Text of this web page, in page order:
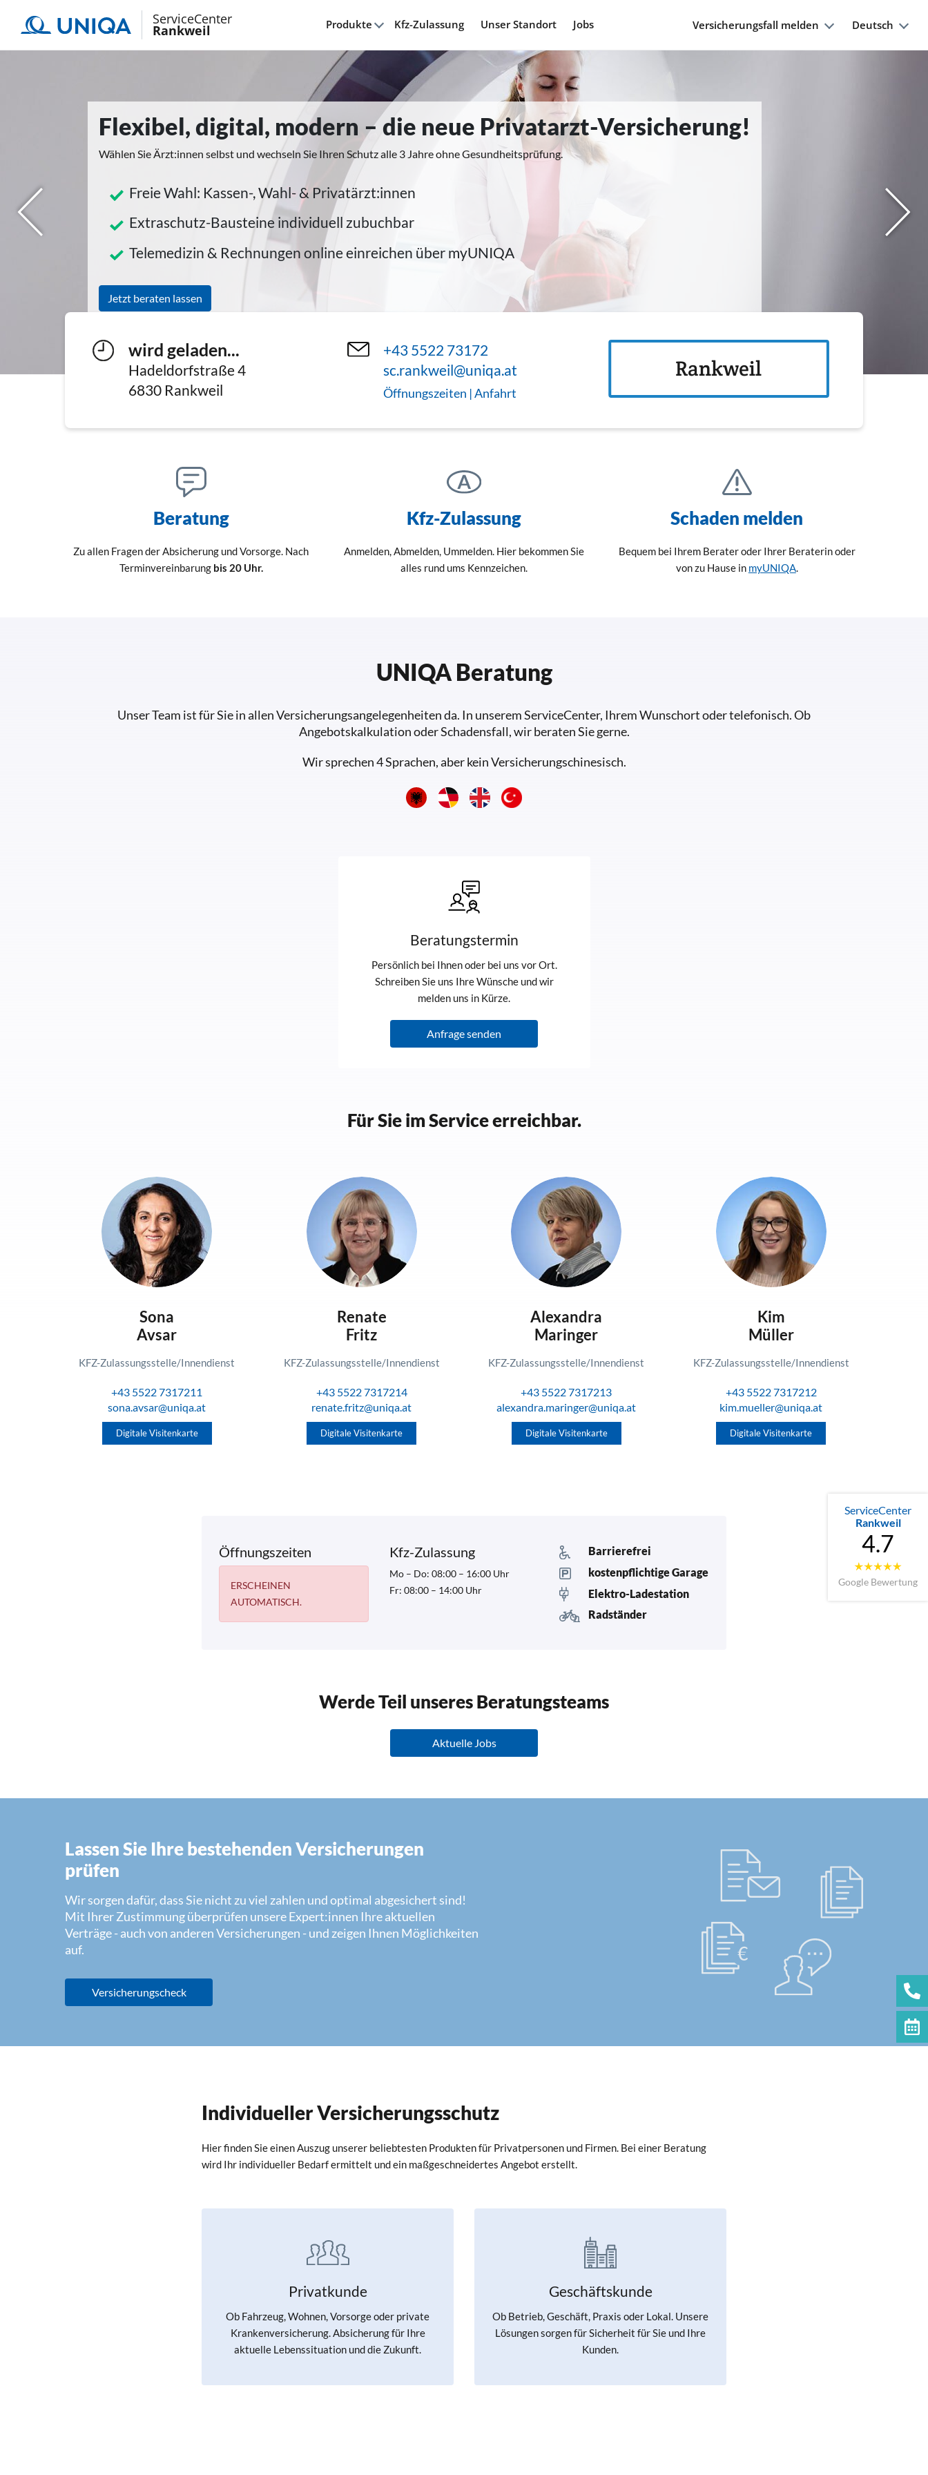
ServiceCenter
Rankweil Produkte Kfz-Zulassung Unser Standort Jobs Versicherungsfall melden Deutsch
Flexibel, digital, modern – die neue Privatarzt-Versicherung!
Wählen Sie Ärzt:innen selbst und wechseln Sie Ihren Schutz alle 3 Jahre ohne Gesundheitsprüfung.
Freie Wahl: Kassen-, Wahl- & Privatärzt:innen
Extraschutz-Bausteine individuell zubuchbar
Telemedizin & Rechnungen online einreichen über myUNIQA
Jetzt beraten lassen
ServiceCenter
Rankweil
4.7
Google Bewertung
wird geladen...
Hadeldorfstraße 4
6830 Rankweil
+43 5522 73172
sc.rankweil@uniqa.at
Öffnungszeiten | Anfahrt
Rankweil
Beratung
Zu allen Fragen der Absicherung und Vorsorge. Nach
Terminvereinbarung bis 20 Uhr.
Kfz-Zulassung
Anmelden, Abmelden, Ummelden. Hier bekommen Sie
alles rund ums Kennzeichen.
Schaden melden
Bequem bei Ihrem Berater oder Ihrer Beraterin oder
von zu Hause in myUNIQA.
UNIQA Beratung
Unser Team ist für Sie in allen Versicherungsangelegenheiten da. In unserem ServiceCenter, Ihrem Wunschort oder telefonisch. Ob
Angebotskalkulation oder Schadensfall, wir beraten Sie gerne.
Wir sprechen 4 Sprachen, aber kein Versicherungschinesisch.
Beratungstermin
Persönlich bei Ihnen oder bei uns vor Ort.
Schreiben Sie uns Ihre Wünsche und wir
melden uns in Kürze.
Anfrage senden
Für Sie im Service erreichbar.
Sona
Avsar
KFZ-Zulassungsstelle/Innendienst
+43 5522 7317211
sona.avsar@uniqa.at
Digitale Visitenkarte
Renate
Fritz
KFZ-Zulassungsstelle/Innendienst
+43 5522 7317214
renate.fritz@uniqa.at
Digitale Visitenkarte
Alexandra
Maringer
KFZ-Zulassungsstelle/Innendienst
+43 5522 7317213
alexandra.maringer@uniqa.at
Digitale Visitenkarte
Kim
Müller
KFZ-Zulassungsstelle/Innendienst
+43 5522 7317212
kim.mueller@uniqa.at
Digitale Visitenkarte
Öffnungszeiten
ERSCHEINEN
AUTOMATISCH.
Kfz-Zulassung
Mo – Do: 08:00 – 16:00 Uhr
Fr: 08:00 – 14:00 Uhr
Barrierefrei
kostenpflichtige Garage
Elektro-Ladestation
Radständer
Werde Teil unseres Beratungsteams
Aktuelle Jobs
Lassen Sie Ihre bestehenden Versicherungen
prüfen
Wir sorgen dafür, dass Sie nicht zu viel zahlen und optimal abgesichert sind!
Mit Ihrer Zustimmung überprüfen unsere Expert:innen Ihre aktuellen
Verträge - auch von anderen Versicherungen - und zeigen Ihnen Möglichkeiten
auf.
Versicherungscheck
Individueller Versicherungsschutz
Hier finden Sie einen Auszug unserer beliebtesten Produkten für Privatpersonen und Firmen. Bei einer Beratung
wird Ihr individueller Bedarf ermittelt und ein maßgeschneidertes Angebot erstellt.
Privatkunde
Ob Fahrzeug, Wohnen, Vorsorge oder private
Krankenversicherung. Absicherung für Ihre
aktuelle Lebenssituation und die Zukunft.
Geschäftskunde
Ob Betrieb, Geschäft, Praxis oder Lokal. Unsere
Lösungen sorgen für Sicherheit für Sie und Ihre
Kunden.